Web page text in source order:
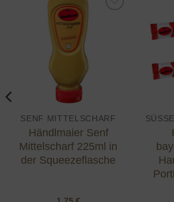
SENF MITTELSCHARF
Händlmaier Senf
Mittelscharf 225ml in
der Squeezeflasche